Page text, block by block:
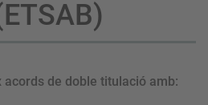
de doble titulació amb: